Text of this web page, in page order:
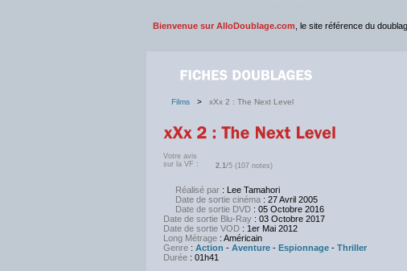
Bienvenue sur AlloDoublage.com , le site référence du
Films > xXx 2 : The Next Level
Votre avis
sur la VF :
2.1/5 (107 notes)
Réalisé par : Lee Tamahori
Date de sortie cinéma : 27 Avril 2005
Date de sortie DVD : 05 Octobre 2016
Date de sortie Blu-Ray : 03 Octobre 2017
Date de sortie VOD : 1er Mai 2012
Long Métrage : Américain
Genre : Action - Aventure - Espionnage - Thriller
Durée : 01h41